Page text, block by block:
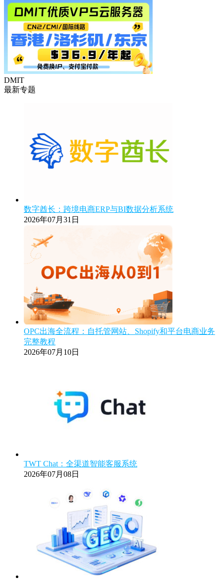
DMIT
最新专题
数字酋长：跨境电商ERP与BI数据分析系统
2026年07月31日
OPC出海全流程：自托管网站、Shopify和平台电商业务
完整教程
2026年07月10日
TWT Chat：全渠道智能客服系统
2026年07月08日